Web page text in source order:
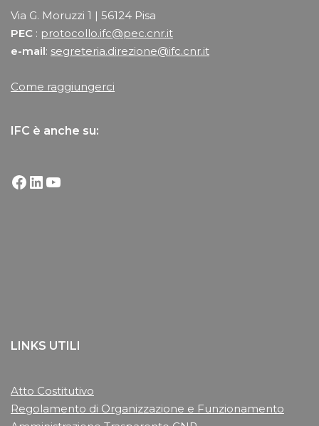
Via G. Moruzzi 1 | 56124 Pisa
PEC : protocollo.ifc@pec.cnr.it
e-mail: segreteria.direzione@ifc.cnr.it
Come raggiungerci
IFC è anche su:
LINKS UTILI
Atto Costitutivo
Regolamento di Organizzazione e Funzionamento